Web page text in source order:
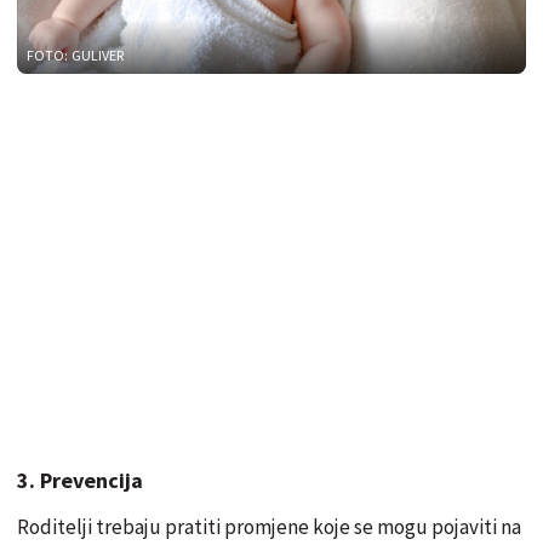
FOTO: GULIVER
3. Prevencija
Roditelji trebaju pratiti promjene koje se mogu pojaviti na